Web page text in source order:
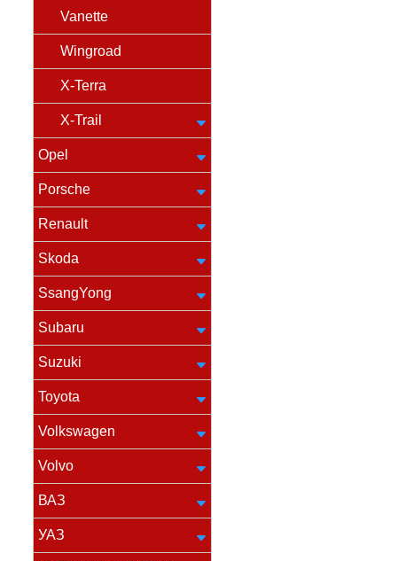
Vanette
Wingroad
X-Terra
X-Trail
Opel
Porsche
Renault
Skoda
SsangYong
Subaru
Suzuki
Toyota
Volkswagen
Volvo
ВАЗ
УАЗ